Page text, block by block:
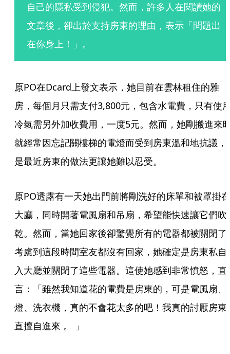
自己的隱私受到侵犯。然而，許多人在閱讀她的
文章後，卻出於支持房東的理由，表示「問題出
在你身上！」。
原PO在Dcard上發文表示，她目前在雲林租住的雅
房，每個月只需支付3,800元，包含水電費，只有使
冷氣需另外加收費用，一度5元。然而，她剛搬進來
就經常因忘記關樓梯的電燈而受到房東溫和地抗議，
是最近房東的做法更讓她難以忍受。
原PO透露有一天她出門前將剛洗好的床單和被罩掛在
大廳，同時開著電風扇和吊扇，希望能快速讓它們吹
乾。然而，當她回家後卻驚覺所有的電器都被關閉了
考慮到這段時間室友都沒有回家，她確定是房東私自
入大廳並關閉了這些電器。這使她感到非常憤怒，直
言：「雖然我知道花的電費是房東的，可是電風扇、
燈、洗衣機，真的不會花太多的吧！我真的討厭房東
直擅自進來 。 」